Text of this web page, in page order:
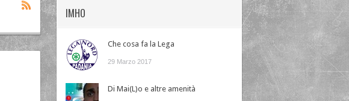
IMHO
Che cosa fa la Lega
29 Marzo 2017
Di Mai(L)o e altre amenità